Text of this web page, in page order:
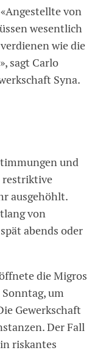
von
wesentlich
wie die
sagt Carlo
Syna.
und
restriktive
ausgehöhlt.
von
abends oder
die Migros
um
Gewerkschaft
Der Fall
riskantes